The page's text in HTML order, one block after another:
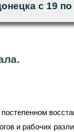
с 19
и рабочих